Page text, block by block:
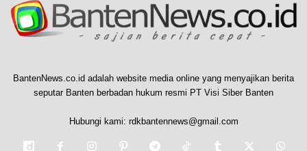
BantenNews.co.id adalah website media online yang menyajikan berita
seputar Banten berbadan hukum resmi PT Visi Siber Banten
Hubungi kami: rdkbantennews@gmail.com